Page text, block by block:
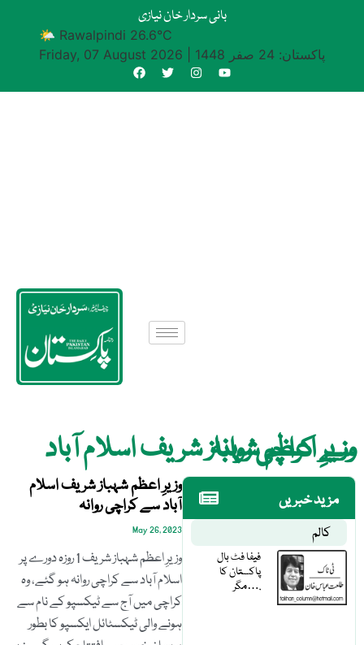
بانی سردار خان نیازی
🌤 Rawalpindi 26.6°C
Friday, 07 August 2026
پاکستان: 24 صفر 1448
وزیرِ اعظم شہباز شریف اسلام آباد سے کراچی روانہ
مزید خبریں
کالم
فیفا فٹ بال
پاکستان کا
مگر….
وزیرِ اعظم شہباز شریف اسلام
آباد سے کراچی روانہ
May 26, 2023
وزیرِ اعظم شہباز شریف 1 روزہ دورے پر
اسلام آباد سے کراچی روانہ ہو گئے، وہ
کراچی میں آج سے ٹیکسپو کے نام سے
ہونے والی ٹیکسٹائل ایکسپو کا بطور